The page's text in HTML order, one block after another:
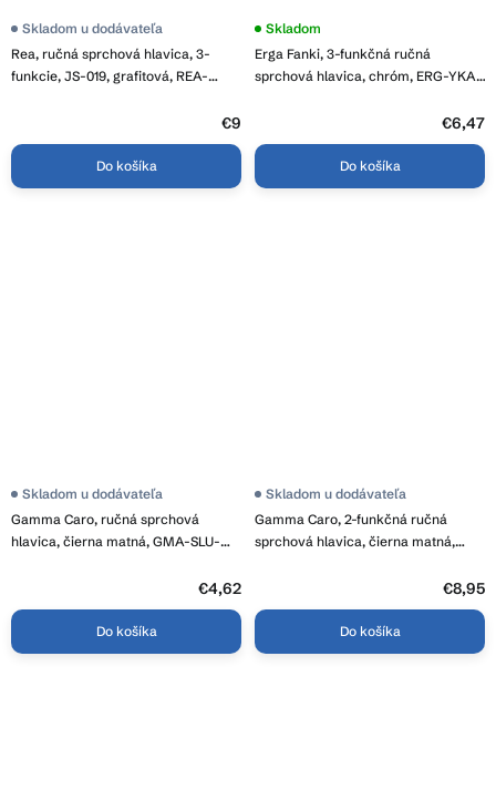
Rea, ručná sprchová hlavica, 3-
funkcie, JS-019, grafitová, REA-
Skladom u dodávateľa
€9
Do košíka
Erga Fanki, 3-funkčná ručná
sprchová hlavica, chróm, ERG-YKA-
Skladom
€6,47
Do košíka
Gamma Caro, ručná sprchová
hlavica, čierna matná, GMA-SLU-
Skladom u dodávateľa
€4,62
Do košíka
Gamma Caro, 2-funkčná ručná
sprchová hlavica, čierna matná,
Skladom u dodávateľa
€8,95
Do košíka